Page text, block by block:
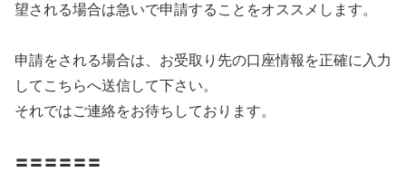
望される場合は急いで申請することをオススメします。
申請をされる場合は、お受取り先の口座情報を正確に入力
してこちらへ送信して下さい。
それではご連絡をお待ちしております。
〓〓〓〓〓〓